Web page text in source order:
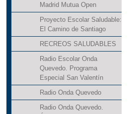
Madrid Mutua Open
Proyecto Escolar Saludable:
El Camino de Santiago
RECREOS SALUDABLES
Radio Escolar Onda
Quevedo. Programa
Especial San Valentín
Radio Onda Quevedo
Radio Onda Quevedo.